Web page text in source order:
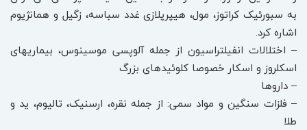
به سبورئیک کراتوز، مول، هیپرپلازی غدد سباسه، زگیل و همانژیوم
اشاره کرد.
– اختلالات انفیلتراسیون از جمله آلوپسی موسینوس، بیماریهای
اسکلروز و اسکار خصوصا کلوئیدهای بزرگ
– داروها
– فلزات سنگین و مواد سمی: از جمله نقره، ارسنیک، تالیوم، ید و
طلا